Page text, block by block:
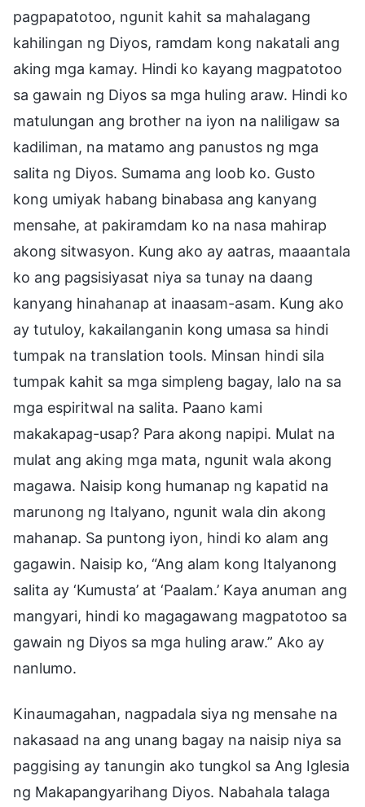
pagpapatotoo, ngunit kahit sa mahalagang
kahilingan ng Diyos, ramdam kong nakatali ang
aking mga kamay. Hindi ko kayang magpatotoo
sa gawain ng Diyos sa mga huling araw. Hindi ko
matulungan ang brother na iyon na naliligaw sa
kadiliman, na matamo ang panustos ng mga
salita ng Diyos. Sumama ang loob ko. Gusto
kong umiyak habang binabasa ang kanyang
mensahe, at pakiramdam ko na nasa mahirap
akong sitwasyon. Kung ako ay aatras, maaantala
ko ang pagsisiyasat niya sa tunay na daang
kanyang hinahanap at inaasam-asam. Kung ako
ay tutuloy, kakailanganin kong umasa sa hindi
tumpak na translation tools. Minsan hindi sila
tumpak kahit sa mga simpleng bagay, lalo na sa
mga espiritwal na salita. Paano kami
makakapag-usap? Para akong napipi. Mulat na
mulat ang aking mga mata, ngunit wala akong
magawa. Naisip kong humanap ng kapatid na
marunong ng Italyano, ngunit wala din akong
mahanap. Sa puntong iyon, hindi ko alam ang
gagawin. Naisip ko, “Ang alam kong Italyanong
salita ay ‘Kumusta’ at ‘Paalam.’ Kaya anuman ang
mangyari, hindi ko magagawang magpatotoo sa
gawain ng Diyos sa mga huling araw.” Ako ay
nanlumo.
Kinaumagahan, nagpadala siya ng mensahe na
nakasaad na ang unang bagay na naisip niya sa
paggising ay tanungin ako tungkol sa Ang Iglesia
ng Makapangyarihang Diyos. Nabahala talaga